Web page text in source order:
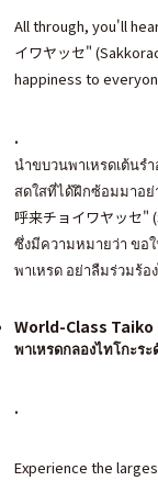
All through, you'll
イワヤッセ"
happiness to
.
นำขบวนพาเหรดเต้นร
สดใสที่ได้ฝึกซ้อมมาอย่
呼来チョイワヤッセ"
ซึ่งมีความหมายว่า ขอ
พาเหรด อย่าลืมร่วมร้อ
World-Class Taiko
พาเหรดกลองไทโกะร
.
Experience the